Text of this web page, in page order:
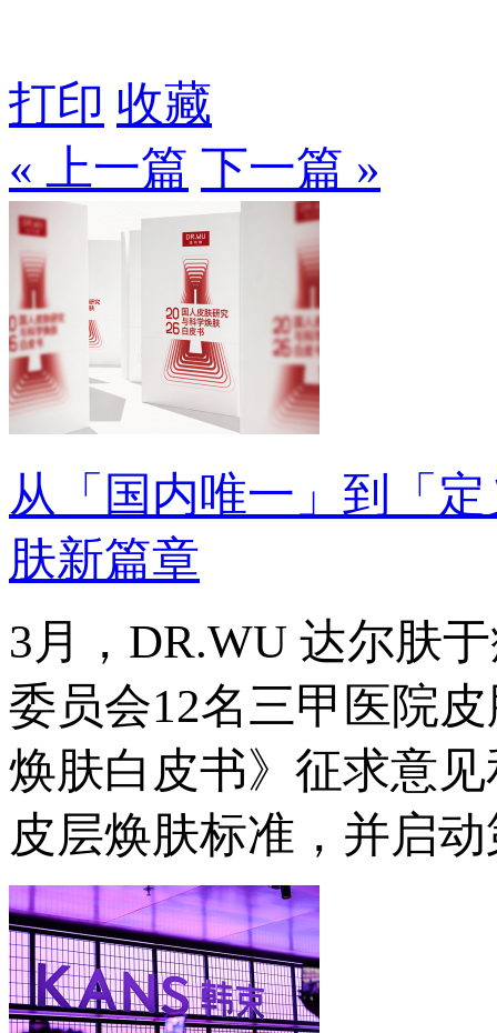
打印 收藏
« 上一篇 下一篇 »
从「国内唯一」到「
肤新篇章
3月，DR.WU 达尔肤
委员会12名三甲医院
焕肤白皮书》征求意
皮层焕肤标准，并启